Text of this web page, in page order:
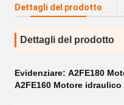
Dettagli del prodotto
Dettagli del prodotto
Evidenziare: A2FE180
A2FE160 Motore idraulico